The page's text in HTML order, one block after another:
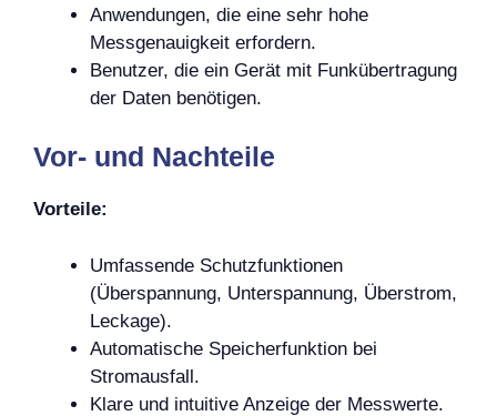
Anwendungen, die eine sehr hohe
Messgenauigkeit erfordern.
Benutzer, die ein Gerät mit Funkübertragung
der Daten benötigen.
Vor- und Nachteile
Vorteile:
Umfassende Schutzfunktionen
(Überspannung, Unterspannung, Überstrom,
Leckage).
Automatische Speicherfunktion bei
Stromausfall.
Klare und intuitive Anzeige der Messwerte.